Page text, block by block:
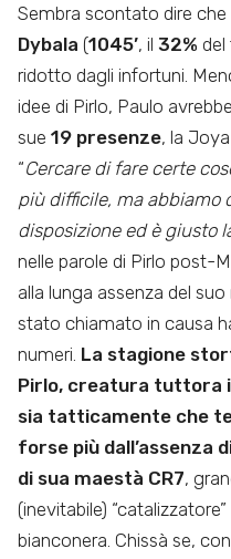
Sembra scontato dire che
Dybala (1045’, il 32% del
ridotto dagli infortuni.
idee di Pirlo, Paulo
sue 19 presenze, la
“Cercare di fare certe
più difficile, ma abbiamo
disposizione ed è giusto
nelle parole di Pirlo post-
alla lunga assenza del
stato chiamato in causa
numeri. La stagione
Pirlo, creatura tuttora
sia tatticamente che
forse più dall’assenza
di sua maestà CR7,
(inevitabile)
bianconera. Chissà se,